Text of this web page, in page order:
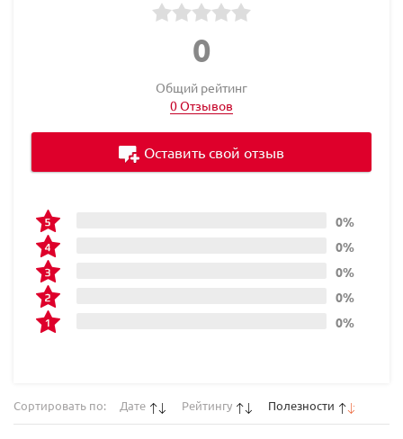
0
Общий рейтинг
0 Отзывов
0%
0%
0%
0%
0%
Оставить свой отзыв
Сортировать по: Дате Рейтингу Полезности